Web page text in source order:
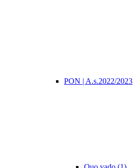
PON | A.s.2022/2023